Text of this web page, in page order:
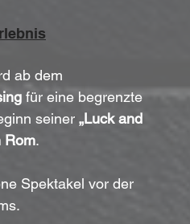
ab dem
für eine begrenzte
seiner „Luck and
Rom.
Spektakel vor der